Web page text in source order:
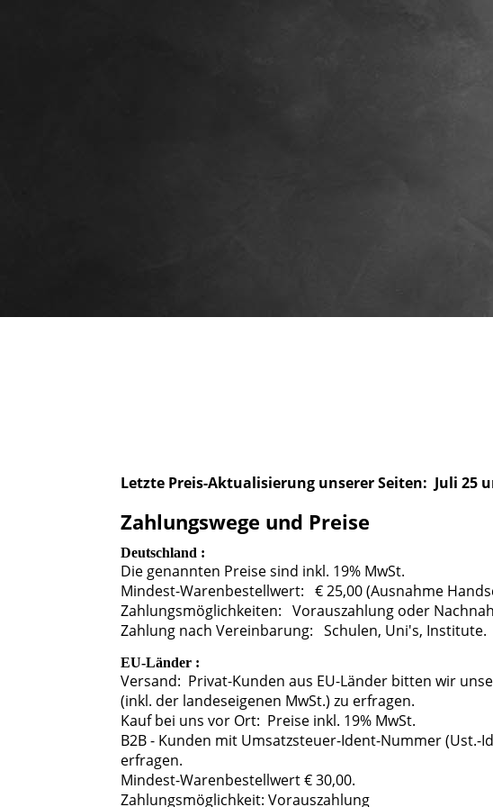
Letzte Preis-Aktualisierung unserer Seiten: Juli 25
Zahlungswege und Preise
Deutschland :
Die genannten Preise sind inkl. 19% MwSt.
Mindest-Warenbestellwert: € 25,00 (Ausnahme
Zahlungsmöglichkeiten: Vorauszahlung oder
Zahlung nach Vereinbarung: Schulen, Uni's, Institute.
EU-Länder :
Versand: Privat-Kunden aus EU-Länder bitten wir
(inkl. der landeseigenen MwSt.) zu erfragen.
Kauf bei uns vor Ort: Preise inkl. 19% MwSt.
B2B - Kunden mit Umsatzsteuer-Ident-Nummer (Ust.-
erfragen.
Mindest-Warenbestellwert € 30,00.
Zahlungsmöglichkeit: Vorauszahlung